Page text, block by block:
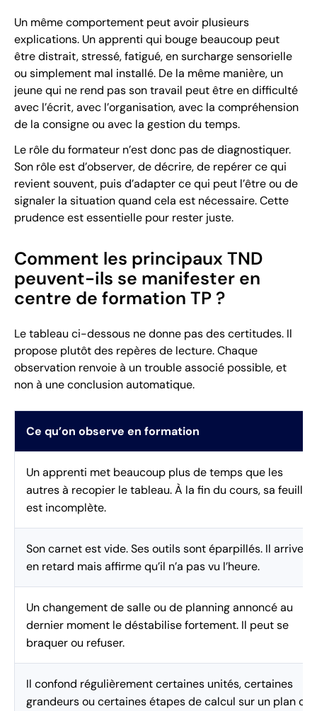
Un même comportement peut avoir plusieurs
explications. Un apprenti qui bouge beaucoup peut
être distrait, stressé, fatigué, en surcharge sensorielle
ou simplement mal installé. De la même manière, un
jeune qui ne rend pas son travail peut être en difficulté
avec l’écrit, avec l’organisation, avec la compréhension
de la consigne ou avec la gestion du temps.
Le rôle du formateur n’est donc pas de diagnostiquer.
Son rôle est d’observer, de décrire, de repérer ce qui
revient souvent, puis d’adapter ce qui peut l’être ou de
signaler la situation quand cela est nécessaire. Cette
prudence est essentielle pour rester juste.
Comment les principaux TND
peuvent-ils se manifester en
centre de formation TP ?
Le tableau ci-dessous ne donne pas des certitudes. Il
propose plutôt des repères de lecture. Chaque
observation renvoie à un trouble associé possible, et
non à une conclusion automatique.
Ce qu’on observe en formation
Un apprenti met beaucoup plus de temps que les
autres à recopier le tableau. À la fin du cours, sa feuille
est incomplète.
Son carnet est vide. Ses outils sont éparpillés. Il arrive
en retard mais affirme qu’il n’a pas vu l’heure.
Un changement de salle ou de planning annoncé au
dernier moment le déstabilise fortement. Il peut se
braquer ou refuser.
Il confond régulièrement certaines unités, certaines
grandeurs ou certaines étapes de calcul sur un plan ou